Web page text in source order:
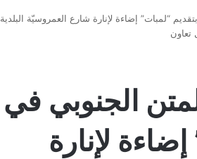
“لمبات” إضاءة لإنارة شارع العمروسيّة البلدية
تعاون
الجنوبي في
لإنارة